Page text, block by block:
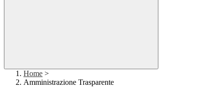
Home >
Amministrazione Trasparente